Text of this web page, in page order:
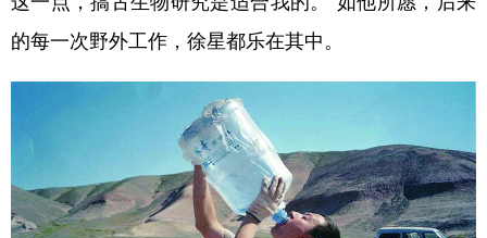
的每一次野外工作，徐星都乐在其中。